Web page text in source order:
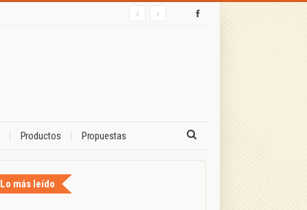
Productos Propuestas
Lo más leído